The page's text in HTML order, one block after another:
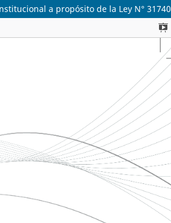
a propósito de la Ley N° 31740